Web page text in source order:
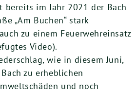
im Jahr 2021 der Bach
„Am Buchen“ stark
zu einem Feuerwehreinsatz
Video).
wie in diesem Juni,
zu erheblichen
und noch